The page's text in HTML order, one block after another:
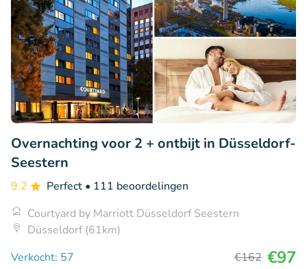
Overnachting voor 2 + ontbijt in Düsseldorf-
Seestern
9.2 Perfect • 111 beoordelingen
Courtyard by Marriott Düsseldorf Seestern
Düsseldorf (61km)
Verkocht: 57
€162 €97